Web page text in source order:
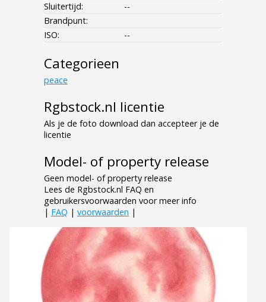
Sluitertijd:
--
Brandpunt:
ISO:
--
Categorieen
peace
Rgbstock.nl licentie
Als je de foto download dan accepteer je de
licentie
Model- of property release
Geen model- of property release
Lees de Rgbstock.nl FAQ en
gebruikersvoorwaarden voor meer info
| FAQ | voorwaarden |